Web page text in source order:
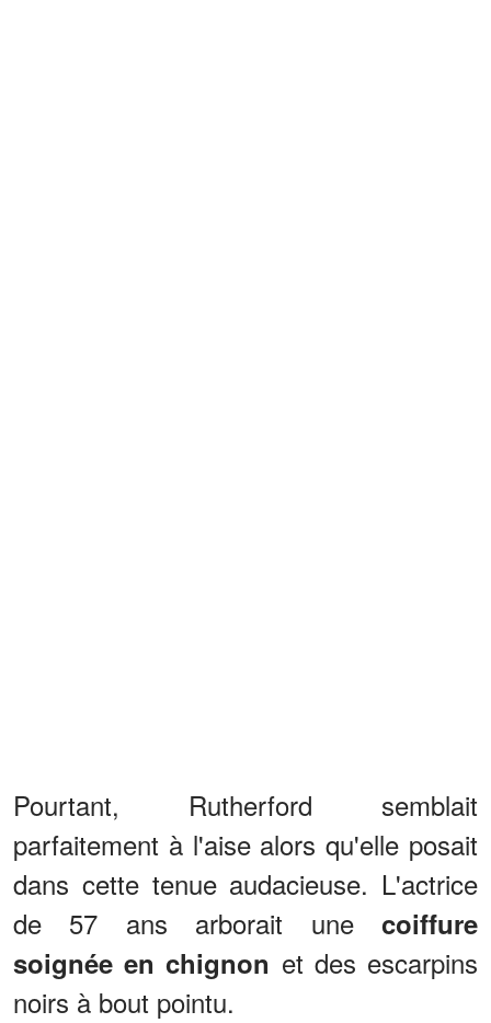
Pourtant, Rutherford semblait
parfaitement à l'aise alors qu'elle posait
dans cette tenue audacieuse. L'actrice
de 57 ans arborait une coiffure
soignée en chignon et des escarpins
noirs à bout pointu.